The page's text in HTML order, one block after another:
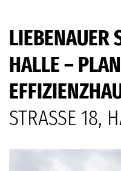
LIEBENAUER
ALLE –
STRASSE 18,